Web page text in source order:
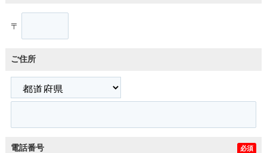
〒
ご住所
電話番号 必須